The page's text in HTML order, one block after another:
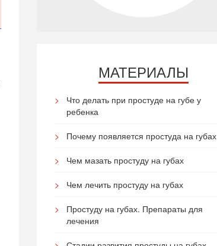
МАТЕРИАЛЫ
Что делать при простуде на губе у
ребенка
Почему появляется простуда на губах
Чем мазать простуду на губах
Чем лечить простуду на губах
Простуду на губах. Препараты для
лечения